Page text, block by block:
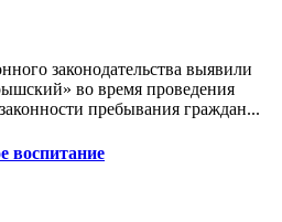
законодательства выявили
во время проведения
пребывания граждан...
воспитание